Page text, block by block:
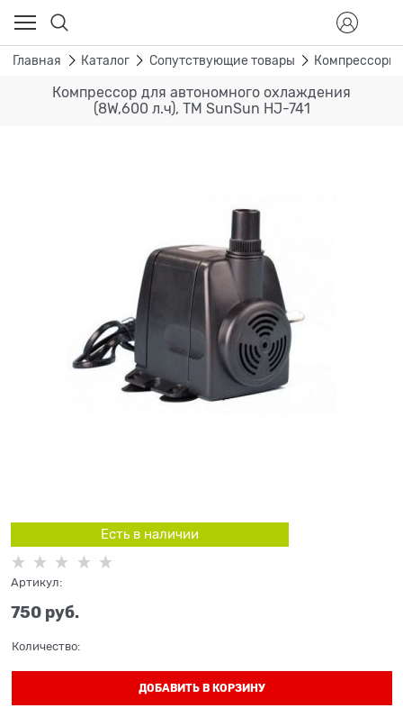
Главная Каталог Сопутствующие товары Компрессоры
Компрессор для автономного охлаждения
(8W,600 л.ч), ТМ SunSun HJ-741
Есть в наличии
Артикул:
750 руб.
Количество:
ДОБАВИТЬ В КОРЗИНУ